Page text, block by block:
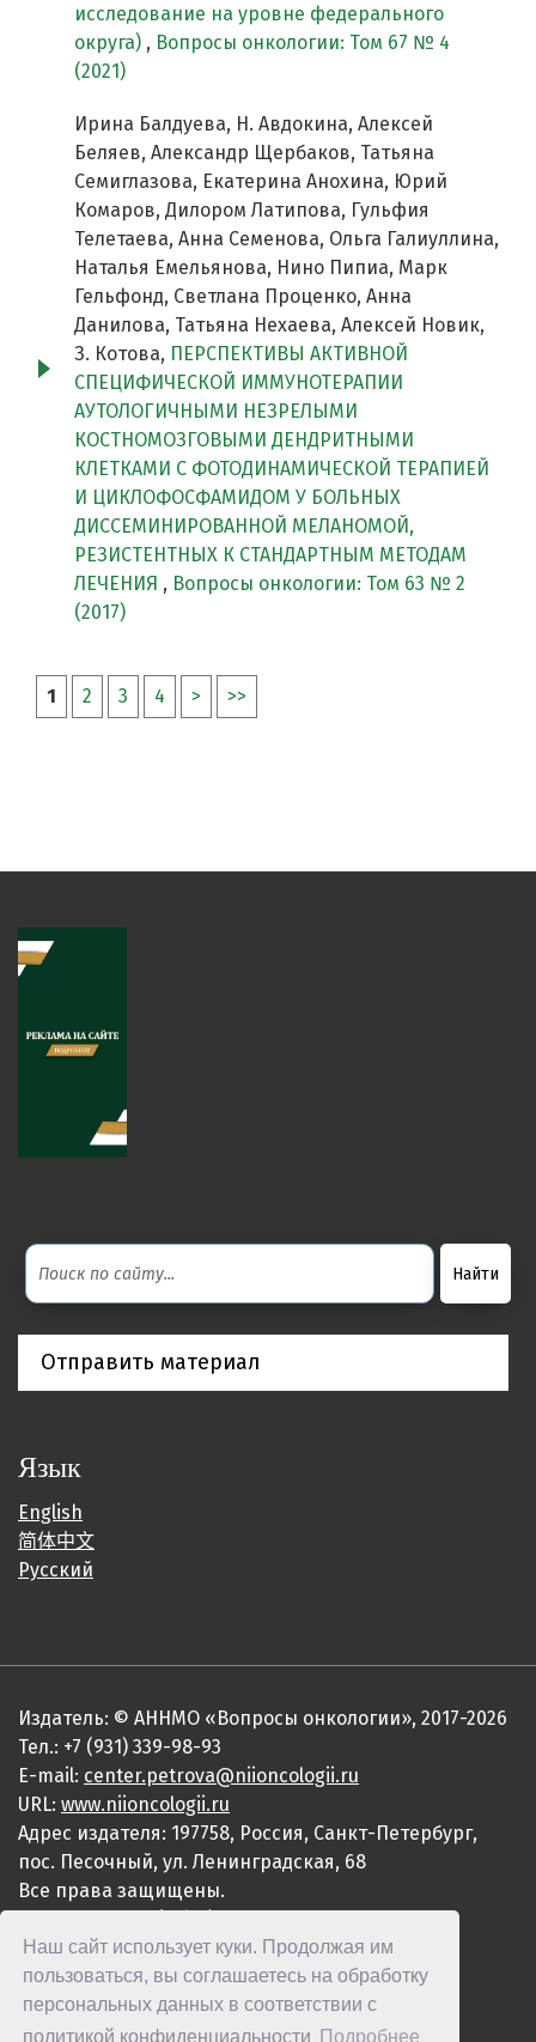
Наш сайт использует куки. Продолжая им
пользоваться, вы соглашаетесь на обработку
персональных данных в соответствии с
политикой конфиденциальности
Подробнее
исследование на уровне федерального
округа) , Вопросы онкологии: Том 67 № 4
(2021)
Ирина Балдуева, Н. Авдокина, Алексей
Беляев, Александр Щербаков, Татьяна
Семиглазова, Екатерина Анохина, Юрий
Комаров, Дилором Латипова, Гульфия
Телетаева, Анна Семенова, Ольга Галиуллина,
Наталья Емельянова, Нино Пипиа, Марк
Гельфонд, Светлана Проценко, Анна
Данилова, Татьяна Нехаева, Алексей Новик,
З. Котова, ПЕРСПЕКТИВЫ АКТИВНОЙ
СПЕЦИФИЧЕСКОЙ ИММУНОТЕРАПИИ
АУТОЛОГИЧНЫМИ НЕЗРЕЛЫМИ
КОСТНОМОЗГОВЫМИ ДЕНДРИТНЫМИ
КЛЕТКАМИ С ФОТОДИНАМИЧЕСКОЙ ТЕРАПИЕЙ
И ЦИКЛОФОСФАМИДОМ У БОЛЬНЫХ
ДИССЕМИНИРОВАННОЙ МЕЛАНОМОЙ,
РЕЗИСТЕНТНЫХ К СТАНДАРТНЫМ МЕТОДАМ
ЛЕЧЕНИЯ , Вопросы онкологии: Том 63 № 2
(2017)
1 2 3 4 > >>
Отправить материал
Язык
English
简体中文
Русский
Издатель: © АННМО «Вопросы онкологии», 2017-2026
Тел.: +7 (931) 339-98-93
E-mail: center.petrova@niioncologii.ru
URL: www.niioncologii.ru
Адрес издателя: 197758, Россия, Санкт-Петербург,
пос. Песочный, ул. Ленинградская, 68
Все права защищены.
ISSN 2949-4915 (Online)